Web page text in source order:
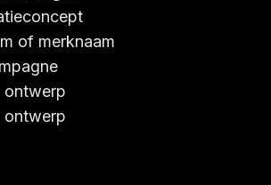
of merknaam
ontwerp
ontwerp